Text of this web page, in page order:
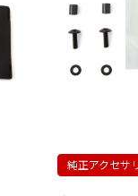
純正アクセサ